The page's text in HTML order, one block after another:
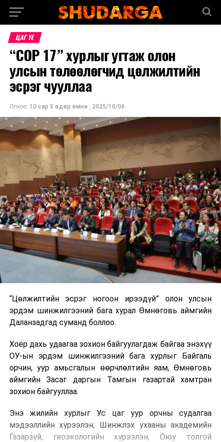
ЦАГ ҮЕ
“COP 17” хурлыг угтаж олон
улсын төлөөлөгчид цөлжилтийн
эсрэг чууллаа
Огноо: 10 сар 5 өдөр.өмнө , 2025/10/06
“Цөлжилтийн эсрэг ногоон ирээдүй” олон улсын
эрдэм шинжилгээний бага хурал Өмнөговь аймгийн
Даланзадгад суманд боллоо.
Хоёр дахь удаагаа зохион байгуулагдаж байгаа энэхүү
ОУ-ын эрдэм шинжилгээний бага хурлыг Байгаль
орчин, уур амьсгалын өөрчлөлтийн яам, Өмнөговь
аймгийн Засаг даргын Тамгын газартай хамтран
зохион байгууллаа.
Энэ жилийн хурлыг Ус цаг уур орчны судалгаа
мэдээллийн хүрээлэн, Шинжлэх ухааны академийн
Газарзүй, геоэкологийн хүрээлэн, Оюу толгой